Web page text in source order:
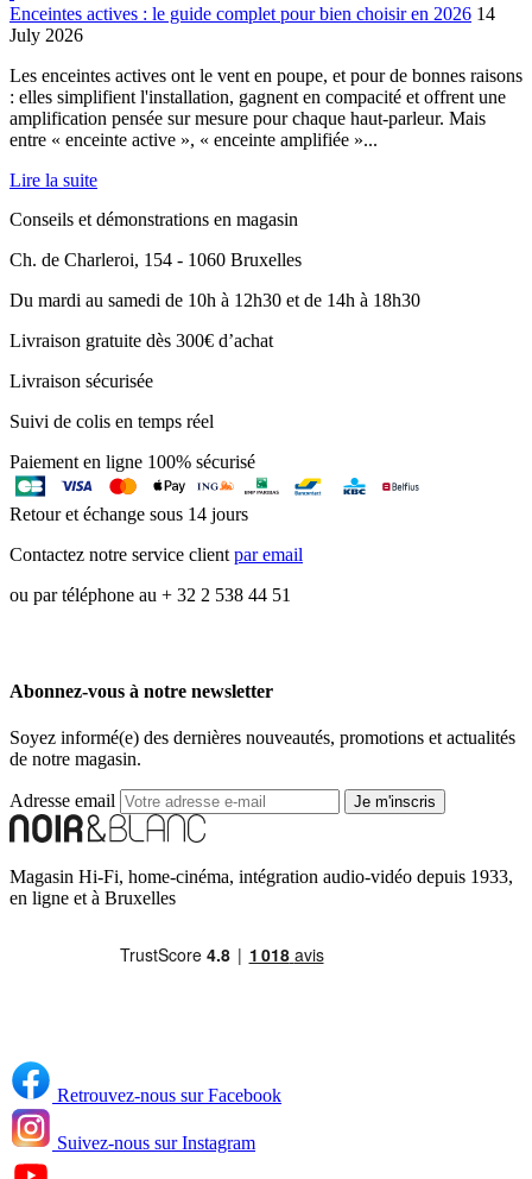
Enceintes actives : le guide complet pour bien choisir en 2026 14
July 2026
Les enceintes actives ont le vent en poupe, et pour de bonnes raisons
: elles simplifient l'installation, gagnent en compacité et offrent une
amplification pensée sur mesure pour chaque haut-parleur. Mais
entre « enceinte active », « enceinte amplifiée »...
Lire la suite
Conseils et démonstrations en magasin
Ch. de Charleroi, 154 - 1060 Bruxelles
Du mardi au samedi de 10h à 12h30 et de 14h à 18h30
Livraison gratuite dès 300€ d’achat
Livraison sécurisée
Suivi de colis en temps réel
Paiement en ligne 100% sécurisé
Retour et échange sous 14 jours
Contactez notre service clientpar email
ou par téléphone au + 32 2 538 44 51
Abonnez-vous à notre newsletter
Soyez informé(e) des dernières nouveautés, promotions et actualités
de notre magasin.
Adresse email Je m'inscris
Magasin Hi-Fi, home-cinéma, intégration audio-vidéo depuis 1933,
en ligne et à Bruxelles
Retrouvez-nous sur Facebook
Suivez-nous sur Instagram